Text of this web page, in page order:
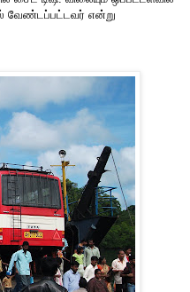
வேண்டப்பட்டவர் என்று